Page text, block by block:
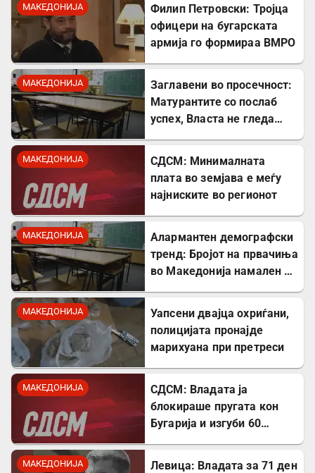
МАКЕДОНИЈА
Филип Петровски: Тројца
офицери на бугарската
армија го формираа ВМРО
МАКЕДОНИЈА
Заглавени во просечност:
Матурантите со послаб
успех, Власта не гледа
МАКЕДОНИЈА
СДСМ: Минималната
плата во земјава е меѓу
најниските во регионот
МАКЕДОНИЈА
Алармантен демографски
тренд: Бројот на првачиња
во Македонија намален за
МАКЕДОНИЈА
Уапсени двајца охриѓани,
полицијата пронајде
марихуана при претреси
МАКЕДОНИЈА
СДСМ: Владата ја
блокираше пругата кон
Бугарија и изгуби 60
МАКЕДОНИЈА
Левица: Владата за 71 ден